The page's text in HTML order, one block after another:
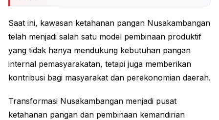
Saat ini, kawasan ketahanan pangan Nusakambangan
telah menjadi salah satu model pembinaan produktif
yang tidak hanya mendukung kebutuhan pangan
internal pemasyarakatan, tetapi juga memberikan
kontribusi bagi masyarakat dan perekonomian daerah.
Transformasi Nusakambangan menjadi pusat
ketahanan pangan dan pembinaan kemandirian